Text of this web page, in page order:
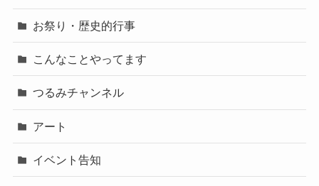
お祭り・歴史的行事
こんなことやってます
つるみチャンネル
アート
イベント告知